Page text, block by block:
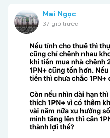
Mai Ngọc
37 giờ trước